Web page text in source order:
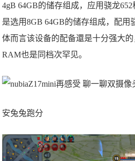
4gB 64GB的储存组成，应用骁龙
是选用8GB 64GB的储存组成，配用
体而言该设备的配备還是十分强大
RAM也是同档次罕见。
安兔兔跑分